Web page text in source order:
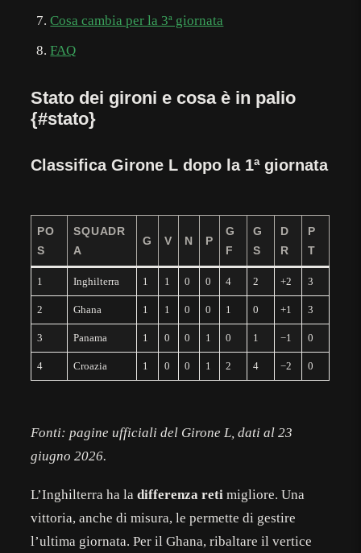
Cosa cambia per la 3ª giornata
FAQ
Stato dei gironi e cosa è in palio
{#stato}
Classifica Girone L dopo la 1ª giornata
PO
S
SQUADR
A
G V N P
G
F
G
S
D
R
P
T
1 Inghilterra 1 1 0 0 4 2 +2 3
2 Ghana 1 1 0 0 1 0 +1 3
3 Panama 1 0 0 1 0 1 −1 0
4 Croazia 1 0 0 1 2 4 −2 0
Fonti: pagine ufficiali del Girone L, dati al 23
giugno 2026.
L’Inghilterra ha ladifferenza reti migliore. Una
vittoria, anche di misura, le permette di gestire
l’ultima giornata. Per il Ghana, ribaltare il vertice